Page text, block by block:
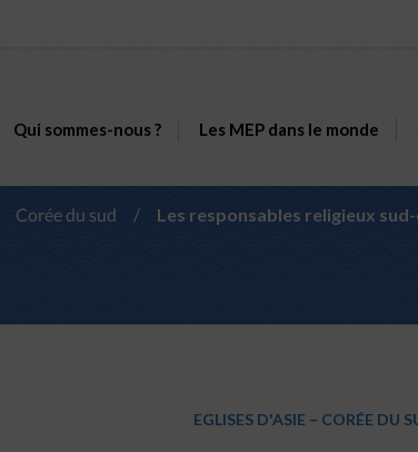
Qui sommes-nous ? Les MEP dans le monde
Corée du sud /
Les responsables religieux
EGLISES D'ASIE – CORÉE DU